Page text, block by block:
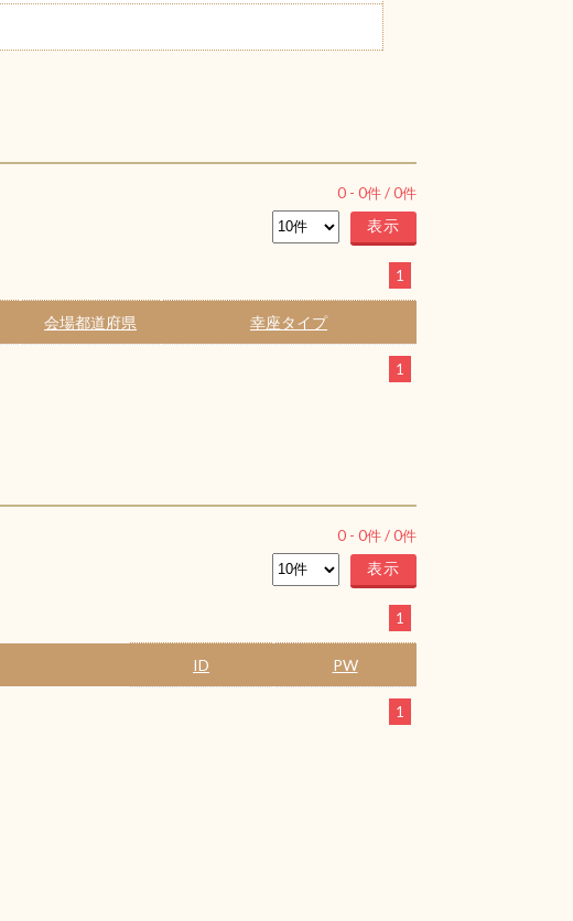
0 - 0件 /0件
1
会場都道府県 幸座タイプ
1
0 - 0件 /0件
1
ID PW
1